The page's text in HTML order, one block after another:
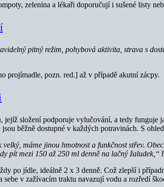
zelenina a lékaři doporučují i sušené listy
pitný režim, pohybová aktivita, strava s
projímadle, pozn. red.] až v případě akutní zácpy.
složení podporuje vylučování, a tedy
běžně dostupné v každých potravinách. S
velký, máme jinou hmotnost a funkčnost střev.
pít mezi 150 až 250 ml denně na lačný žaludek,“
po jídle, ideálně 2 x 3 denně. Což zlepší i
v zažívacím traktu navazují vodu a rozředí